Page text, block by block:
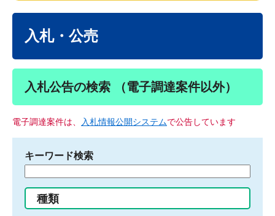
入札・公売
入札公告の検索 （電子調達案件以外）
電子調達案件は、 入札情報公開システムで公告しています
キーワード検索
る
種類